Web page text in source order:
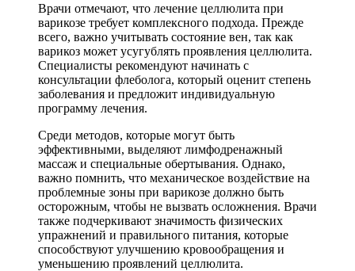
Врачи отмечают, что лечение целлюлита при
варикозе требует комплексного подхода. Прежде
всего, важно учитывать состояние вен, так как
варикоз может усугублять проявления целлюлита.
Специалисты рекомендуют начинать с
консультации флеболога, который оценит степень
заболевания и предложит индивидуальную
программу лечения.
Среди методов, которые могут быть
эффективными, выделяют лимфодренажный
массаж и специальные обертывания. Однако,
важно помнить, что механическое воздействие на
проблемные зоны при варикозе должно быть
осторожным, чтобы не вызвать осложнения. Врачи
также подчеркивают значимость физических
упражнений и правильного питания, которые
способствуют улучшению кровообращения и
уменьшению проявлений целлюлита.